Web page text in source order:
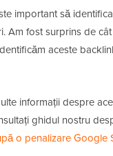
important să
Am fost surprins de
aceste
informații despre
ghidul nostru
o penalizare Google